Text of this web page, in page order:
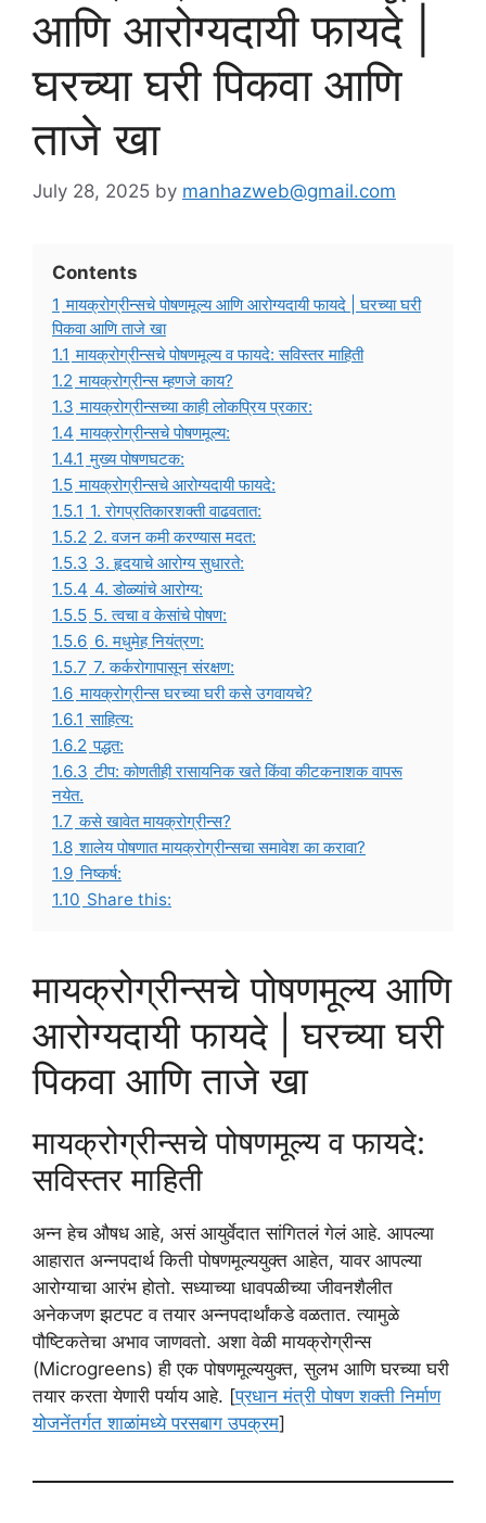
आणि आरोग्यदायी फायदे |
घरच्या घरी पिकवा आणि
ताजे खा
July 28, 2025 by manhazweb@gmail.com
Contents
1 मायक्रोग्रीन्सचे पोषणमूल्य आणि आरोग्यदायी फायदे | घरच्या घरी
पिकवा आणि ताजे खा
1.1 मायक्रोग्रीन्सचे पोषणमूल्य व फायदे: सविस्तर माहिती
1.2 मायक्रोग्रीन्स म्हणजे काय?
1.3 मायक्रोग्रीन्सच्या काही लोकप्रिय प्रकार:
1.4 मायक्रोग्रीन्सचे पोषणमूल्य:
1.4.1 मुख्य पोषणघटक:
1.5 मायक्रोग्रीन्सचे आरोग्यदायी फायदे:
1.5.1 1. रोगप्रतिकारशक्ती वाढवतात:
1.5.2 2. वजन कमी करण्यास मदत:
1.5.3 3. हृदयाचे आरोग्य सुधारते:
1.5.4 4. डोळ्यांचे आरोग्य:
1.5.5 5. त्वचा व केसांचे पोषण:
1.5.6 6. मधुमेह नियंत्रण:
1.5.7 7. कर्करोगापासून संरक्षण:
1.6 मायक्रोग्रीन्स घरच्या घरी कसे उगवायचे?
1.6.1 साहित्य:
1.6.2 पद्धत:
1.6.3 टीप: कोणतीही रासायनिक खते किंवा कीटकनाशक वापरू
नयेत.
1.7 कसे खावेत मायक्रोग्रीन्स?
1.8 शालेय पोषणात मायक्रोग्रीन्सचा समावेश का करावा?
1.9 निष्कर्ष:
1.10 Share this:
मायक्रोग्रीन्सचे पोषणमूल्य आणि
आरोग्यदायी फायदे | घरच्या घरी
पिकवा आणि ताजे खा
मायक्रोग्रीन्सचे पोषणमूल्य व फायदे:
सविस्तर माहिती
अन्न हेच औषध आहे, असं आयुर्वेदात सांगितलं गेलं आहे. आपल्या
आहारात अन्नपदार्थ किती पोषणमूल्ययुक्त आहेत, यावर आपल्या
आरोग्याचा आरंभ होतो. सध्याच्या धावपळीच्या जीवनशैलीत
अनेकजण झटपट व तयार अन्नपदार्थांकडे वळतात. त्यामुळे
पौष्टिकतेचा अभाव जाणवतो. अशा वेळी मायक्रोग्रीन्स
(Microgreens) ही एक पोषणमूल्ययुक्त, सुलभ आणि घरच्या घरी
तयार करता येणारी पर्याय आहे. [प्रधान मंत्री पोषण शक्ती निर्माण
योजनेंतर्गत शाळांमध्ये परसबाग उपक्रम]